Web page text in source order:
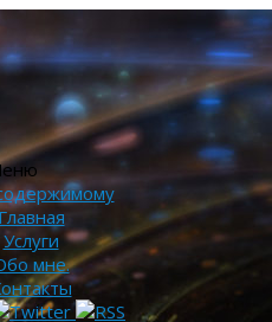
Услуги
мне.